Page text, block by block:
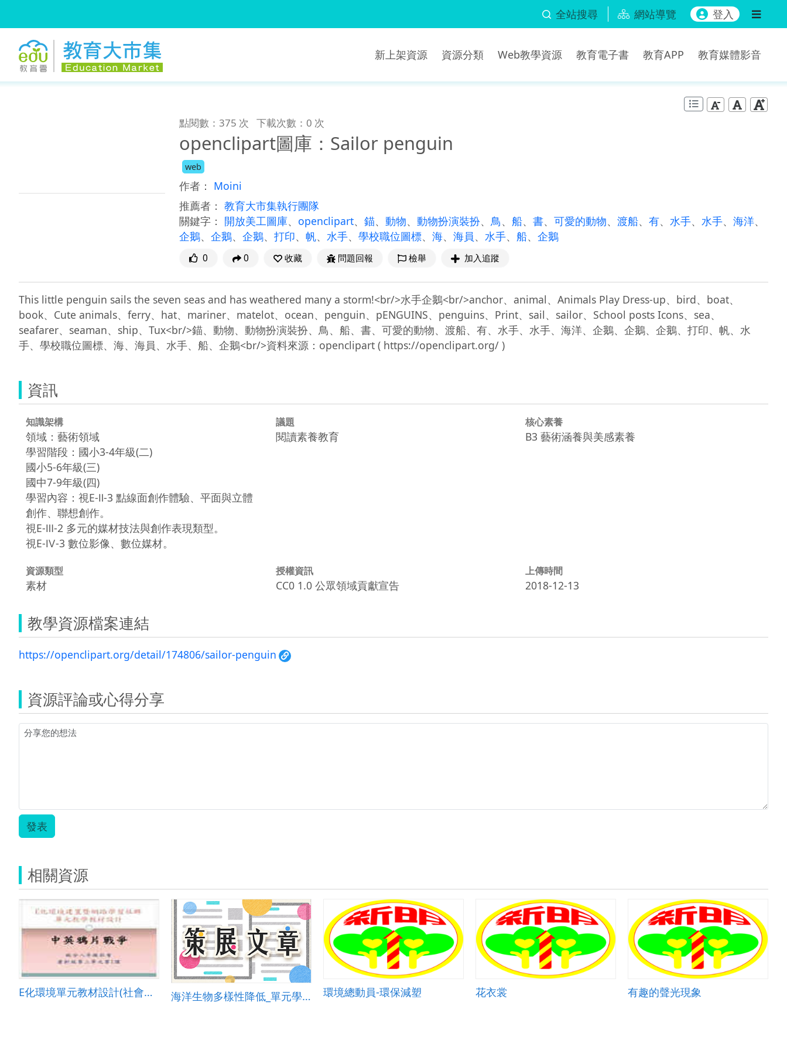
全站搜尋 網站導覽 登入
新上架資源 資源分類 Web教學資源 教育電子書 教育APP 教育媒體影音
點閱數：375 次 下載次數：0 次
openclipart圖庫：Sailor penguin
web
作者： Moini
推薦者： 教育大市集執行團隊
關鍵字： 開放美工圖庫、 openclipart、 錨、 動物、 動物扮演裝扮、 鳥、 船、 書、 可愛的動物、 渡船、 有、 水手、 水手、 海洋、
企鵝、 企鵝、 企鵝、 打印、 帆、 水手、 學校職位圖標、 海、 海員、 水手、 船、 企鵝
0 0 收藏 問題回報 檢舉 加入追蹤
This little penguin sails the seven seas and has weathered many a storm!<br/>水手企鵝<br/>anchor、animal、Animals Play Dress-up、bird、boat、
book、Cute animals、ferry、hat、mariner、matelot、ocean、penguin、pENGUINS、penguins、Print、sail、sailor、School posts Icons、sea、
seafarer、seaman、ship、Tux<br/>錨、動物、動物扮演裝扮、鳥、船、書、可愛的動物、渡船、有、水手、水手、海洋、企鵝、企鵝、企鵝、打印、帆、水
資訊
知識架構
領域：藝術領域
學習階段：國小3-4年級(二)
國小5-6年級(三)
國中7-9年級(四)
學習內容：視E-Ⅱ-3 點線面創作體驗、平面與立體
創作、聯想創作。
視E-Ⅲ-2 多元的媒材技法與創作表現類型。
視E-Ⅳ-3 數位影像、數位媒材。
議題
閱讀素養教育
核心素養
B3 藝術涵養與美感素養
資源類型
素材
授權資訊
CC0 1.0 公眾領域貢獻宣告
上傳時間
2018-12-13
教學資源檔案連結
https://openclipart.org/detail/174806/sailor-penguin
資源評論或心得分享
發表
相關資源
E化環境單元教材設計(社會領域簡報).ppt 海洋生物多樣性降低_單元學習單 環境總動員-環保減塑 花衣裳 有趣的聲光現象